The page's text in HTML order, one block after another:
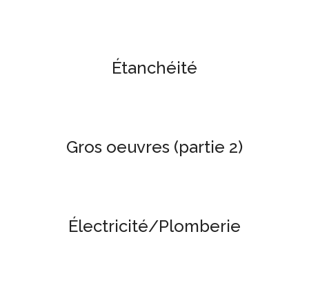
Étanchéité
Gros oeuvres (partie 2)
Électricité/Plomberie